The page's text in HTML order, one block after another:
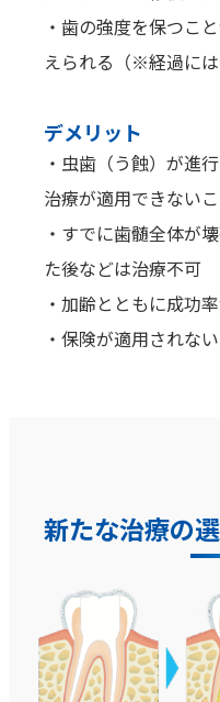
・歯の強度を保つこ
えられる（※経過には
デメリット
・虫歯（う蝕）が進
治療が適用できない
・すでに歯髄全体が
た後などは治療不可
・加齢とともに成功
・保険が適用されない
新たな治療の